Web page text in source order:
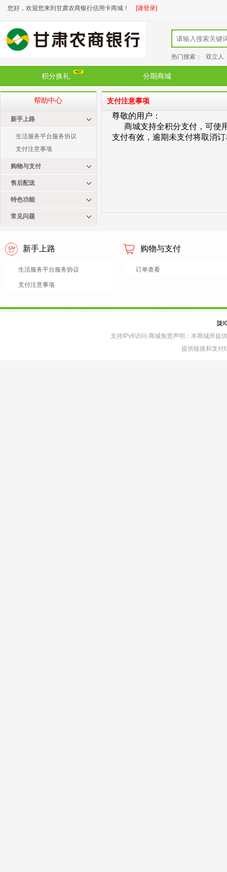
您好，欢迎您来到甘肃农商银行信用卡商城！ [请登录]
热门搜索： 双立人
积分换礼 分期商城
帮助中心
新手上路
生活服务平台服务协议
支付注意事项
购物与支付
售后配送
特色功能
常见问题
支付注意事项
尊敬的用户：
商城支持全积分支付，可使
支付有效，逾期未支付将取消
新手上路
生活服务平台服务协议
支付注意事项
购物与支付
订单查看
陇
支持IPv6访问 商城免责声明：本商城所提
提供链接和支付